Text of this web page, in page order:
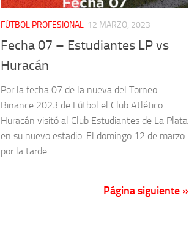
FÚTBOL PROFESIONAL 12 MARZO, 2023
Fecha 07 – Estudiantes LP vs
Huracán
Por la fecha 07 de la nueva del Torneo
Binance 2023 de Fútbol el Club Atlético
Huracán visitó al Club Estudiantes de La Plata
en su nuevo estadio. El domingo 12 de marzo
por la tarde...
Página siguiente »